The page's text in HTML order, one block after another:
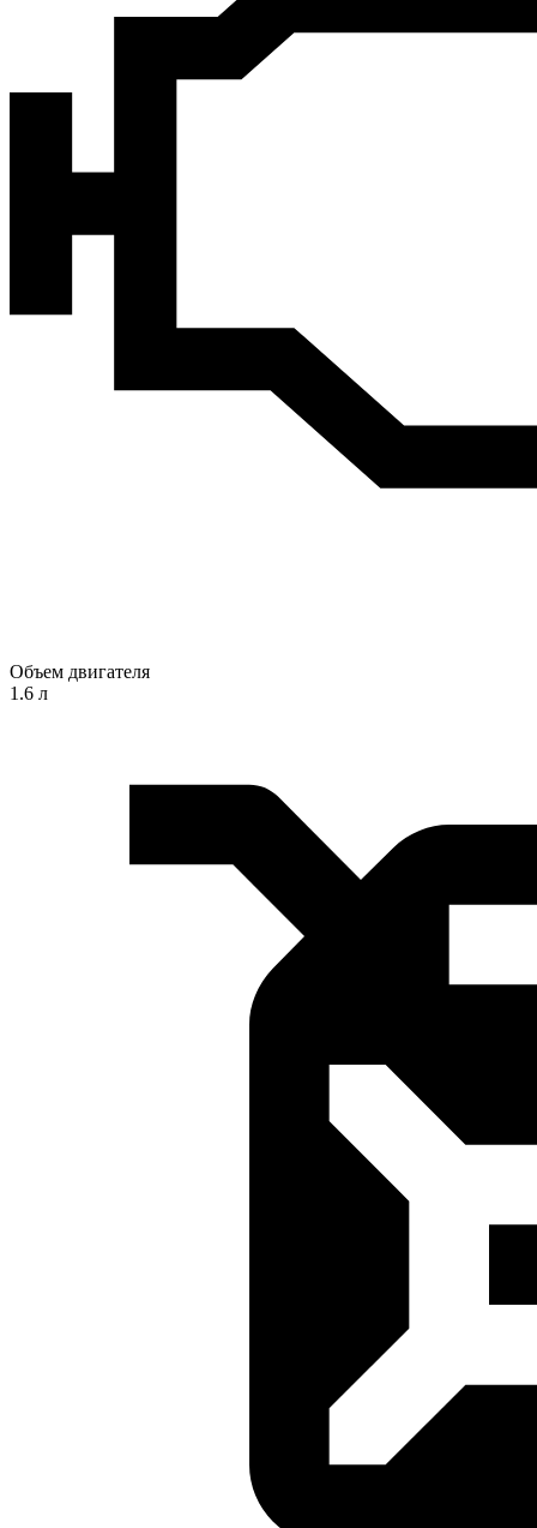
Объем двигателя
1.6 л